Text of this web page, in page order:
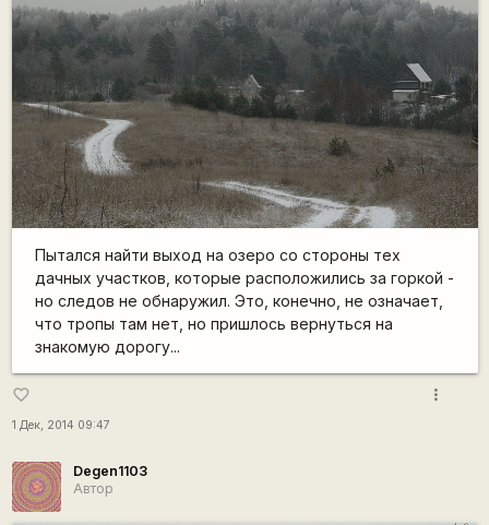
Пытался найти выход на озеро со стороны тех
дачных участков, которые расположились за горкой -
но следов не обнаружил. Это, конечно, не означает,
что тропы там нет, но пришлось вернуться на
знакомую дорогу...
favorite_border
1 Дек, 2014 09:47
more_vert
Degen1103
Автор